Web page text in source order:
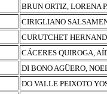
BRUN ORTIZ, LORENA
CIRIGLIANO
CURUTCHET
CÁCERES QUIROGA,
DI BONO AGÜERO,
DO VALLE PEIXOTO